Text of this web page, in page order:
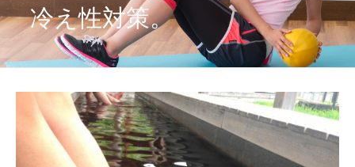
冷え性対策。